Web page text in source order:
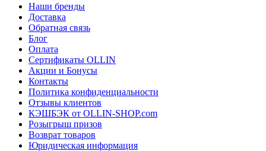
Наши бренды
Доставка
Обратная связь
Блог
Оплата
Сертификаты OLLIN
Акции и Бонусы
Контакты
Политика конфиденциальности
Отзывы клиентов
КЭШБЭК от OLLIN-SHOP.com
Розыгрыш призов
Возврат товаров
Юридическая информация